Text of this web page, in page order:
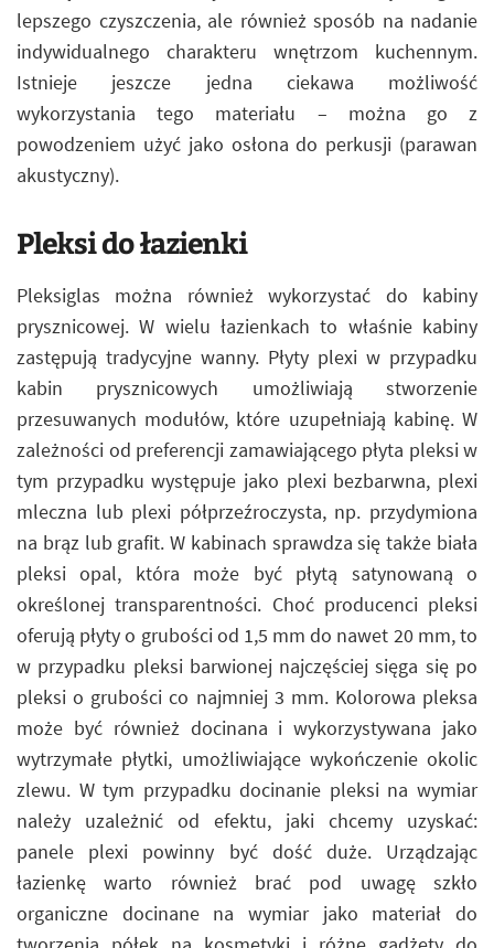
lepszego czyszczenia, ale również sposób na nadanie
indywidualnego charakteru wnętrzom kuchennym.
Istnieje jeszcze jedna ciekawa możliwość
wykorzystania tego materiału – można go z
powodzeniem użyć jako osłona do perkusji (parawan
akustyczny).
Pleksi do łazienki
Pleksiglas można również wykorzystać do kabiny
prysznicowej. W wielu łazienkach to właśnie kabiny
zastępują tradycyjne wanny. Płyty plexi w przypadku
kabin prysznicowych umożliwiają stworzenie
przesuwanych modułów, które uzupełniają kabinę. W
zależności od preferencji zamawiającego płyta pleksi w
tym przypadku występuje jako plexi bezbarwna, plexi
mleczna lub plexi półprzeźroczysta, np. przydymiona
na brąz lub grafit. W kabinach sprawdza się także biała
pleksi opal, która może być płytą satynowaną o
określonej transparentności. Choć producenci pleksi
oferują płyty o grubości od 1,5 mm do nawet 20 mm, to
w przypadku pleksi barwionej najczęściej sięga się po
pleksi o grubości co najmniej 3 mm. Kolorowa pleksa
może być również docinana i wykorzystywana jako
wytrzymałe płytki, umożliwiające wykończenie okolic
zlewu. W tym przypadku docinanie pleksi na wymiar
należy uzależnić od efektu, jaki chcemy uzyskać:
panele plexi powinny być dość duże. Urządzając
łazienkę warto również brać pod uwagę szkło
organiczne docinane na wymiar jako materiał do